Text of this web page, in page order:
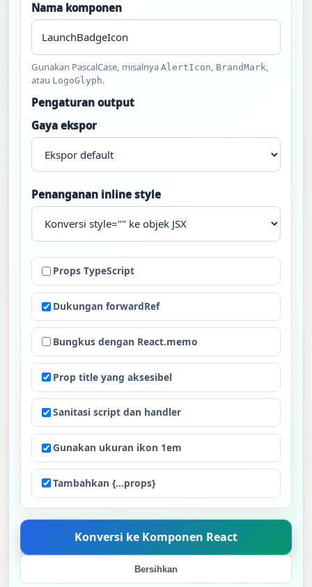
Nama komponen
Gunakan PascalCase, misalnya AlertIcon, BrandMark,
atau LogoGlyph.
Pengaturan output
Gaya ekspor
Penanganan inline style
Props TypeScript
Dukungan forwardRef
Bungkus dengan React.memo
Prop title yang aksesibel
Sanitasi script dan handler
Gunakan ukuran ikon 1em
Tambahkan {...props}
Bersihkan